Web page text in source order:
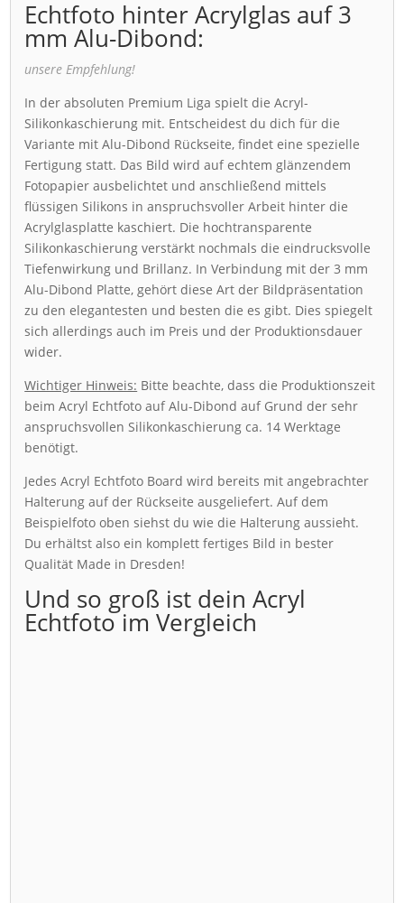
Echtfoto hinter Acrylglas auf 3
mm Alu-Dibond:
unsere Empfehlung!
In der absoluten Premium Liga spielt die Acryl-
Silikonkaschierung mit. Entscheidest du dich für die
Variante mit Alu-Dibond Rückseite, findet eine spezielle
Fertigung statt. Das Bild wird auf echtem glänzendem
Fotopapier ausbelichtet und anschließend mittels
flüssigen Silikons in anspruchsvoller Arbeit hinter die
Acrylglasplatte kaschiert. Die hochtransparente
Silikonkaschierung verstärkt nochmals die eindrucksvolle
Tiefenwirkung und Brillanz. In Verbindung mit der 3 mm
Alu-Dibond Platte, gehört diese Art der Bildpräsentation
zu den elegantesten und besten die es gibt. Dies spiegelt
sich allerdings auch im Preis und der Produktionsdauer
wider.
Wichtiger Hinweis: Bitte beachte, dass die Produktionszeit
beim Acryl Echtfoto auf Alu-Dibond auf Grund der sehr
anspruchsvollen Silikonkaschierung ca. 14 Werktage
benötigt.
Jedes Acryl Echtfoto Board wird bereits mit angebrachter
Halterung auf der Rückseite ausgeliefert. Auf dem
Beispielfoto oben siehst du wie die Halterung aussieht.
Du erhältst also ein komplett fertiges Bild in bester
Qualität Made in Dresden!
Und so groß ist dein Acryl
Echtfoto im Vergleich